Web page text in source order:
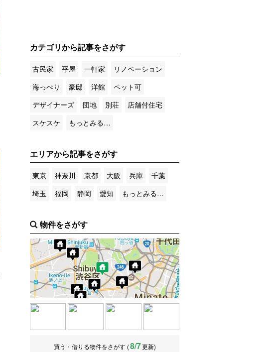
カテゴリから記事をさがす
古民家 平屋 一軒家
リノベーション
海っぺり
豪邸 洋館
ペット可
デザイナーズ
団地 別荘
店舗付住宅
スケスケ
もっとみる…
エリアから記事をさがす
東京 神奈川 京都 大阪 兵庫
千葉
埼玉
福岡 静岡 愛知 もっとみる…
物件をさがす
買う・借りる物件をさがす (8/7更新)